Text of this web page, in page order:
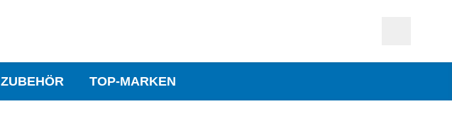
ZUBEHÖR TOP-MARKEN